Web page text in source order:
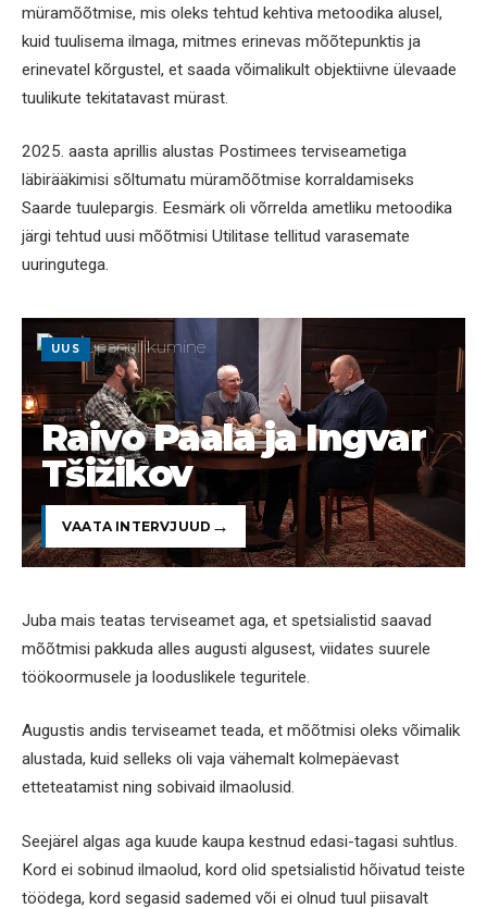
müramõõtmise, mis oleks tehtud kehtiva metoodika alusel,
kuid tuulisema ilmaga, mitmes erinevas mõõtepunktis ja
erinevatel kõrgustel, et saada võimalikult objektiivne ülevaade
tuulikute tekitatavast mürast.
2025. aasta aprillis alustas Postimees terviseametiga
läbirääkimisi sõltumatu müramõõtmise korraldamiseks
Saarde tuulepargis. Eesmärk oli võrrelda ametliku metoodika
järgi tehtud uusi mõõtmisi Utilitase tellitud varasemate
uuringutega.
UUS
Raivo Paala ja Ingvar
Tšižikov
VAATA INTERVJUUD
Juba mais teatas terviseamet aga, et spetsialistid saavad
mõõtmisi pakkuda alles augusti algusest, viidates suurele
töökoormusele ja looduslikele teguritele.
Augustis andis terviseamet teada, et mõõtmisi oleks võimalik
alustada, kuid selleks oli vaja vähemalt kolmepäevast
etteteatamist ning sobivaid ilmaolusid.
Seejärel algas aga kuude kaupa kestnud edasi-tagasi suhtlus.
Kord ei sobinud ilmaolud, kord olid spetsialistid hõivatud teiste
töödega, kord segasid sademed või ei olnud tuul piisavalt